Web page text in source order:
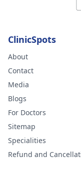
ClinicSpots
About
Contact
Media
Blogs
For Doctors
Sitemap
Specialities
Refund and